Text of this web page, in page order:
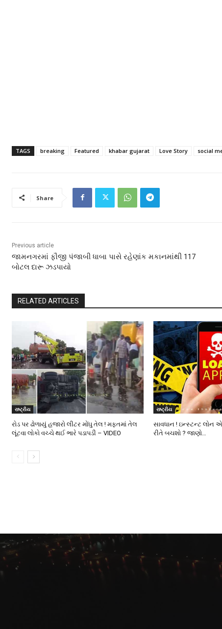
TAGS breaking Featured khabar gujarat Love Story social
Share
Previous article
જામનગરમાં ફૌજી પંજાબી ધાબા પાસે રહેણાંક મકાનમાંથી 117
બોટલ દારૂ ઝડપાયો
RELATED ARTICLES
રાષ્ટ્રીય
રોડ પર ઢોળાયું હજારો લીટર મોંઘુ તેલ ! મફતમાં તેલ
લૂંટવા લોકો વચ્ચે થઈ ભારે પડાપડી – VIDEO
રાષ્ટ્રીય
સાવધાન ! ઇન્સ્ટન્ટ લોન
રીતે બચશો ? જાણો…